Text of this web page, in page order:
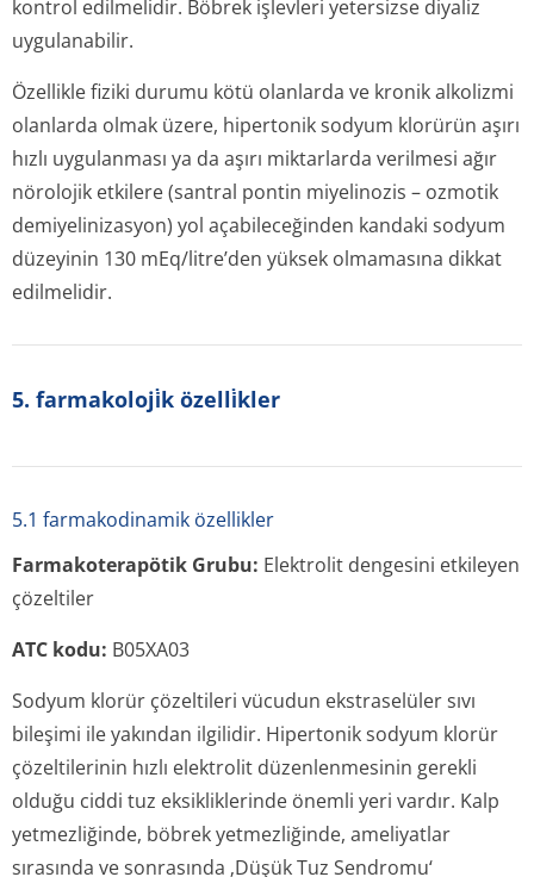
kontrol edilmelidir. Böbrek işlevleri yetersizse diyaliz
uygulanabilir.
Özellikle fiziki durumu kötü olanlarda ve kronik alkolizmi
olanlarda olmak üzere, hipertonik sodyum klorürün aşırı
hızlı uygulanması ya da aşırı miktarlarda verilmesi ağır
nörolojik etkilere (santral pontin miyelinozis – ozmotik
demiyelinizasyon) yol açabileceğinden kandaki sodyum
düzeyinin 130 mEq/litre’den yüksek olmamasına dikkat
edilmelidir.
5. farmakoloji̇k özelli̇kler
5.1 farmakodinamik özellikler
Farmakoterapötik Grubu: Elektrolit dengesini etkileyen
çözeltiler
ATC kodu: B05XA03
Sodyum klorür çözeltileri vücudun ekstraselüler sıvı
bileşimi ile yakından ilgilidir. Hipertonik sodyum klorür
çözeltilerinin hızlı elektrolit düzenlenmesinin gerekli
olduğu ciddi tuz eksikliklerinde önemli yeri vardır. Kalp
yetmezliğinde, böbrek yetmezliğinde, ameliyatlar
sırasında ve sonrasında ‚Düşük Tuz Sendromu‘